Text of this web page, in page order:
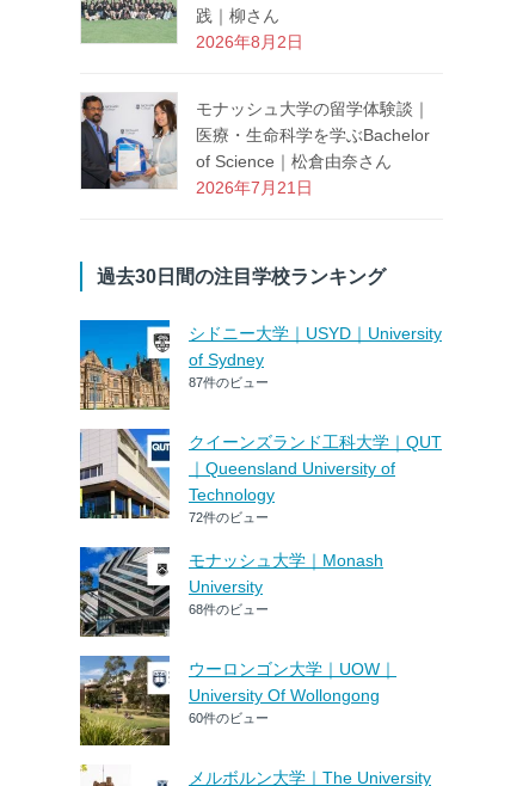
践｜柳さん
2026年8月2日
モナッシュ大学の留学体験談｜
医療・生命科学を学ぶBachelor
of Science｜松倉由奈さん
2026年7月21日
過去30日間の注目学校ランキング
シドニー大学｜USYD｜University
of Sydney
87件のビュー
クイーンズランド工科大学｜QUT
｜Queensland University of
Technology
72件のビュー
モナッシュ大学｜Monash
University
68件のビュー
ウーロンゴン大学｜UOW｜
University Of Wollongong
60件のビュー
メルボルン大学｜The University